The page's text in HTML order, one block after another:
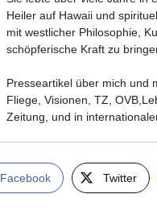
Heiler auf Hawaii und
mit westlicher Philosophie,
schöpferische Kraft zu
Presseartikel über mich und
Fliege, Visionen, TZ,
Zeitung, und in
Facebook Twitter